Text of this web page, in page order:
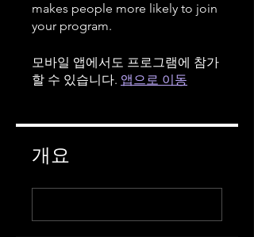
makes people more likely to join
your program.
모바일 앱에서도 프로그램에 참가
할 수 있습니다. 앱으로 이동
개요